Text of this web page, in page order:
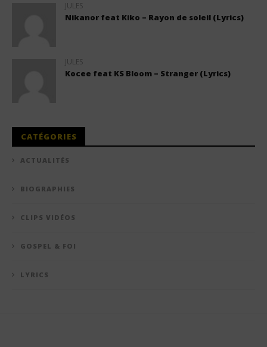
JULES
Nikanor feat Kiko – Rayon de soleil (Lyrics)
JULES
Kocee feat KS Bloom – Stranger (Lyrics)
CATÉGORIES
ACTUALITÉS
BIOGRAPHIES
CLIPS VIDÉOS
GOSPEL & FOI
LYRICS